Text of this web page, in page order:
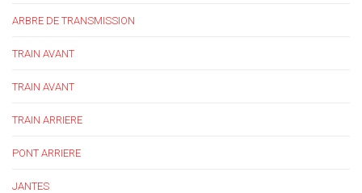
ARBRE DE TRANSMISSION
TRAIN AVANT
TRAIN AVANT
TRAIN ARRIERE
PONT ARRIERE
JANTES